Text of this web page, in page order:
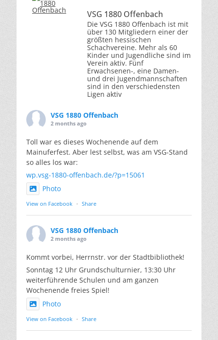
VSG 1880 Offenbach
Die VSG 1880 Offenbach ist mit
über 130 Mitgliedern einer der
größten hessischen
Schachvereine. Mehr als 60
Kinder und Jugendliche sind im
Verein aktiv. Fünf
Erwachsenen-, eine Damen-
und drei Jugendmannschaften
sind in den verschiedensten
Ligen aktiv
VSG 1880 Offenbach
2 months ago
Toll war es dieses Wochenende auf dem
Mainuferfest. Aber lest selbst, was am VSG-Stand
so alles los war:
wp.vsg-1880-offenbach.de/?p=15061
Photo
View on Facebook · Share
VSG 1880 Offenbach
2 months ago
Kommt vorbei, Herrnstr. vor der Stadtbibliothek!
Sonntag 12 Uhr Grundschulturnier, 13:30 Uhr
weiterführende Schulen und am ganzen
Wochenende freies Spiel!
Photo
View on Facebook · Share